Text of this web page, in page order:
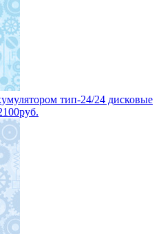
тип-24/24 дисковые